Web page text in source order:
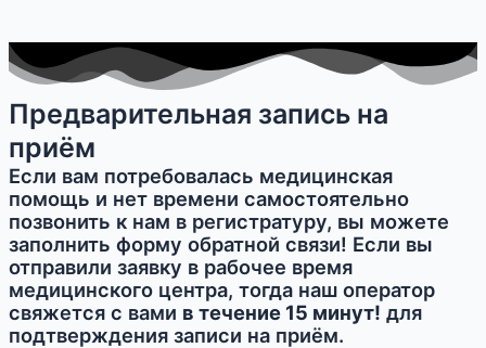
Предварительная запись на
приём
Если вам потребовалась медицинская
помощь и нет времени самостоятельно
позвонить к нам в регистратуру, вы можете
заполнить форму обратной связи! Если вы
отправили заявку в рабочее время
медицинского центра, тогда наш оператор
свяжется с вами в течение 15 минут! для
подтверждения записи на приём.